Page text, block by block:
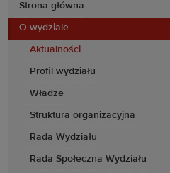
Strona główna
O wydziale
Aktualności
Profil wydziału
Władze
Struktura organizacyjna
Rada Wydziału
Rada Społeczna Wydziału